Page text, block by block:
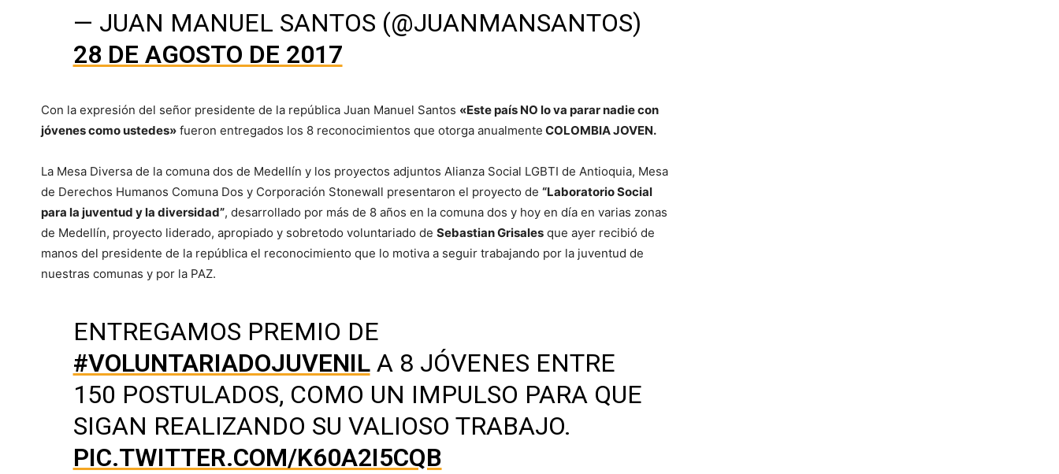
— JUAN MANUEL SANTOS (@JUANMANSANTOS)
28 DE AGOSTO DE 2017
Con la expresión del señor presidente de la república Juan Manuel Santos «Este país NO lo va parar nadie con
jóvenes como ustedes» fueron entregados los 8 reconocimientos que otorga anualmente COLOMBIA JOVEN.
La Mesa Diversa de la comuna dos de Medellín y los proyectos adjuntos Alianza Social LGBTI de Antioquia, Mesa
de Derechos Humanos Comuna Dos y Corporación Stonewall presentaron el proyecto de “Laboratorio Social
para la juventud y la diversidad”, desarrollado por más de 8 años en la comuna dos y hoy en día en varias zonas
de Medellín, proyecto liderado, apropiado y sobretodo voluntariado de Sebastian Grisales que ayer recibió de
manos del presidente de la república el reconocimiento que lo motiva a seguir trabajando por la juventud de
nuestras comunas y por la PAZ.
ENTREGAMOS PREMIO DE
#VOLUNTARIADOJUVENILA 8 JÓVENES ENTRE
150 POSTULADOS, COMO UN IMPULSO PARA QUE
SIGAN REALIZANDO SU VALIOSO TRABAJO.
PIC.TWITTER.COM/K60A2I5CQB